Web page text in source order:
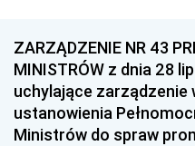
ZARZĄDZENIE NR 43
MINISTRÓW z dnia 28
uchylające zarządzenie
ustanowienia
Ministrów do spraw